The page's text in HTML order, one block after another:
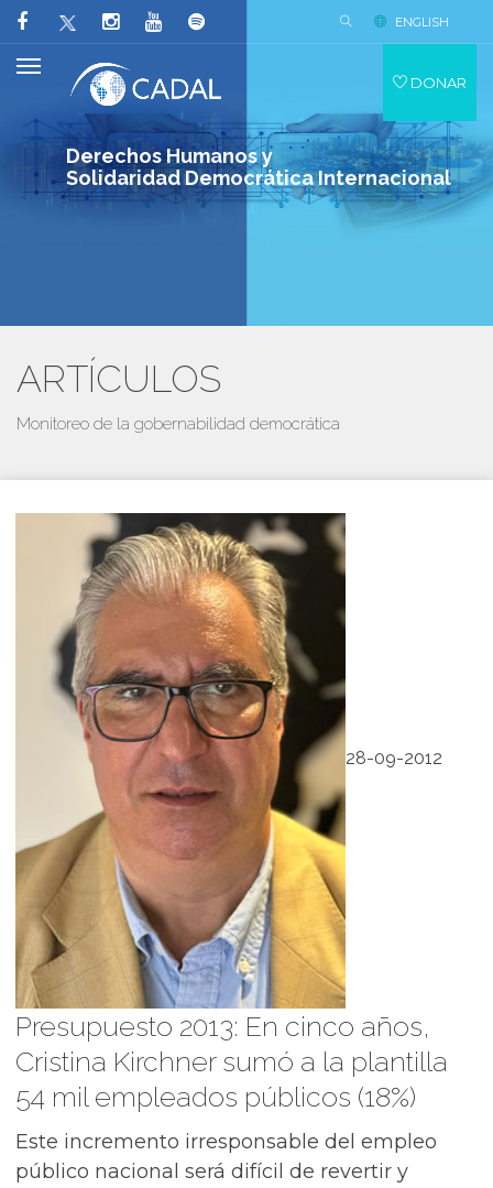
Derechos Humanos y
Solidaridad Democrática Internacional
ENGLISH
DONAR
ARTÍCULOS
Monitoreo de la gobernabilidad democrática
28-09-2012
Presupuesto 2013: En cinco años,
Cristina Kirchner sumó a la plantilla
54 mil empleados públicos (18%)
Este incremento irresponsable del empleo
público nacional será difícil de revertir y